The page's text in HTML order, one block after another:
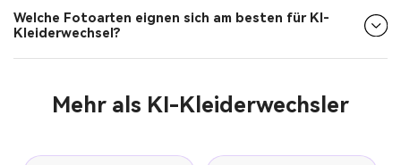
Welche Fotoarten eignen sich am besten für KI-
Kleiderwechsel?
Mehr als KI-Kleiderwechsler